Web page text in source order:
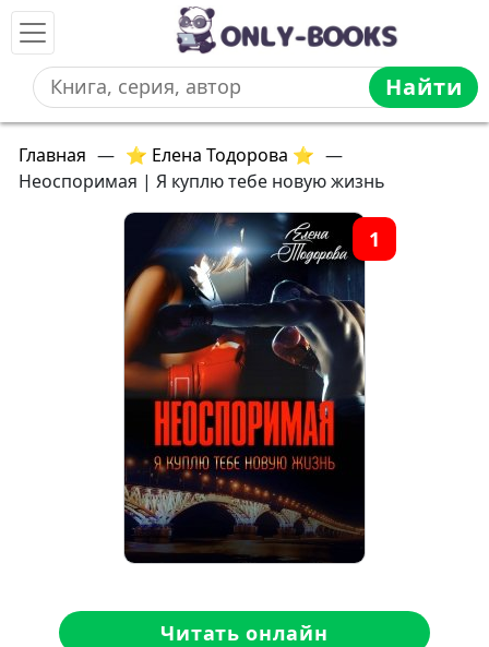
Найти
Главная — ⭐ Елена Тодорова ⭐ —
Неоспоримая | Я куплю тебе новую жизнь
1
Читать онлайн